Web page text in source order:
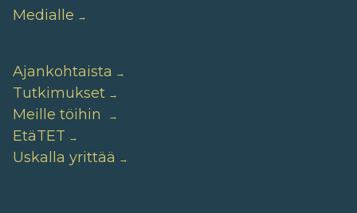
Medialle
Ajankohtaista
Tutkimukset
Meille töihin
EtäTET
Uskalla yrittää